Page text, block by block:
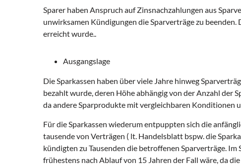
Sparer haben Anspruch auf Zinsnachzahlungen aus
unwirksamen Kündigungen die Sparverträge zu
erreicht wurde..
Ausgangslage
Die Sparkassen haben über viele Jahre hinweg
bezahlt wurde, deren Höhe abhängig von der Anzahl der
da andere Sparprodukte mit vergleichbaren Konditionen
Für die Sparkassen wiederum entpuppten sich die
tausende von Verträgen ( lt. Handelsblatt bspw. die
kündigten zu Tausenden die betroffenen Sparverträge.
frühestens nach Ablauf von 15 Jahren der Fall wäre, da